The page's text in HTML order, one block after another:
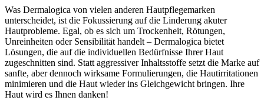
Was Dermalogica von vielen anderen Hautpflegemarken
unterscheidet, ist die Fokussierung auf die Linderung akuter
Hautprobleme. Egal, ob es sich um Trockenheit, Rötungen,
Unreinheiten oder Sensibilität handelt – Dermalogica bietet
Lösungen, die auf die individuellen Bedürfnisse Ihrer Haut
zugeschnitten sind. Statt aggressiver Inhaltsstoffe setzt die Marke auf
sanfte, aber dennoch wirksame Formulierungen, die Hautirritationen
minimieren und die Haut wieder ins Gleichgewicht bringen. Ihre
Haut wird es Ihnen danken!